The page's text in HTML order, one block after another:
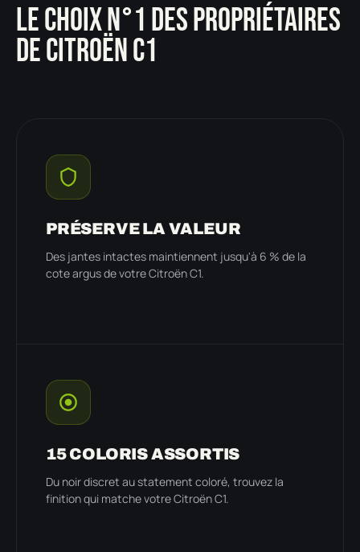
LE CHOIX N°1 DES PROPRIÉTAIRES
DE CITROËN C1
PRÉSERVE LA VALEUR
Des jantes intactes maintiennent jusqu'à 6 % de la
cote argus de votre Citroën C1.
15 COLORIS ASSORTIS
Du noir discret au statement coloré, trouvez la
finition qui matche votre Citroën C1.